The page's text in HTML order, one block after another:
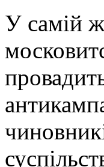
У самій